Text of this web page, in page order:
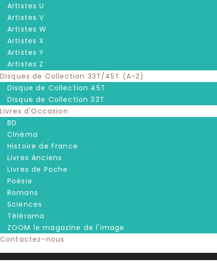
Artistes U
Artistes V
Artistes W
Artistes X
Artistes Y
Artistes Z
Disques de Collection 33T/45T (A-Z)
Disque de Collection 45T
Disque de Collection 33T
Livres d'Occasion
BD
Cinéma
Histoire de France
Livres Anciens
Livres de Poche
Poésie
Romans
Sciences
Télérama
ZOOM le magazine de l'image
Contactez-nous